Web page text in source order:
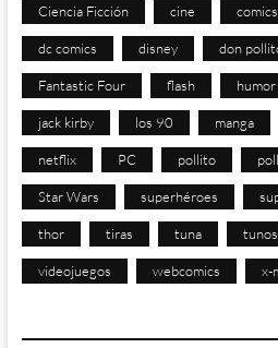
Ciencia Ficción cine comics
dc comics disney don
Fantastic Four flash humor
jack kirby los 90 manga
netflix PC pollito
Star Wars superhéroes
thor tiras tuna tunos
videojuegos webcomics x-